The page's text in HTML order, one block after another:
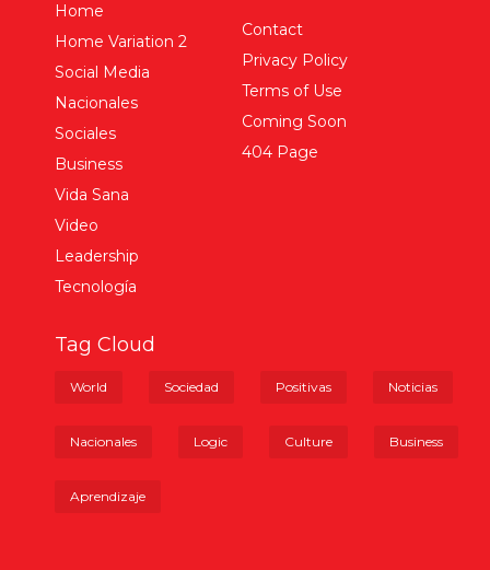
Home
Home Variation 2
Social Media
Nacionales
Sociales
Business
Vida Sana
Video
Leadership
Tecnología
Contact
Privacy Policy
Terms of Use
Coming Soon
404 Page
Tag Cloud
World Sociedad Positivas Noticias
Nacionales Logic Culture Business
Aprendizaje